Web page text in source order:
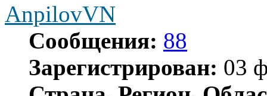
AnpilovVN
Сообщения: 88
Зарегистрирован: 03